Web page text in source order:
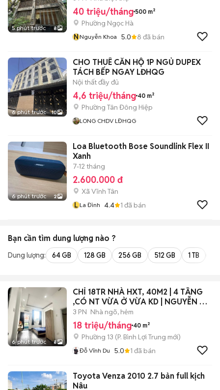
5 phút trước 8
40 triệu/tháng 500 m²
Phường Ngọc Hà
NNguyễn Khoa 5.0 8 đã bán
6 phút trước 10
CHO THUÊ CĂN HỘ 1P NGỦ DUPEX
TÁCH BẾP NGAY LĐHQG
Nội thất đầy đủ
4,6 triệu/tháng 40 m²
Phường Tân Đông Hiệp
LONG CHDV LĐHQG
6 phút trước 2
Loa Bluetooth Bose Soundlink Flex II
Xanh
7-12 tháng
2.600.000 đ
Xã Vĩnh Tân
L La Đình 4.4 1 đã bán
Bạn cần tìm dung lượng nào ?
Dung lượng: 64 GB 128 GB 256 GB 512 GB 1 TB
6 phút trước 8
CHỈ 18TR NHÀ HXT, 40M2 | 4 TẦNG
,CÓ NT VỪA Ở VỪA KD | NGUYỄN XÍ,
BT.
3 PN Nhà ngõ, hẻm
18 triệu/tháng 40 m²
Phường 13 (P. Bình Lợi Trung mới)
Đỗ Vĩnh Du 5.0 1 đã bán
Toyota Venza 2010 2.7 bản full kịch
Nâu